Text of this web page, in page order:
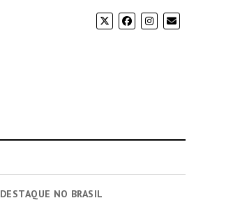
DESTAQUE NO BRASIL